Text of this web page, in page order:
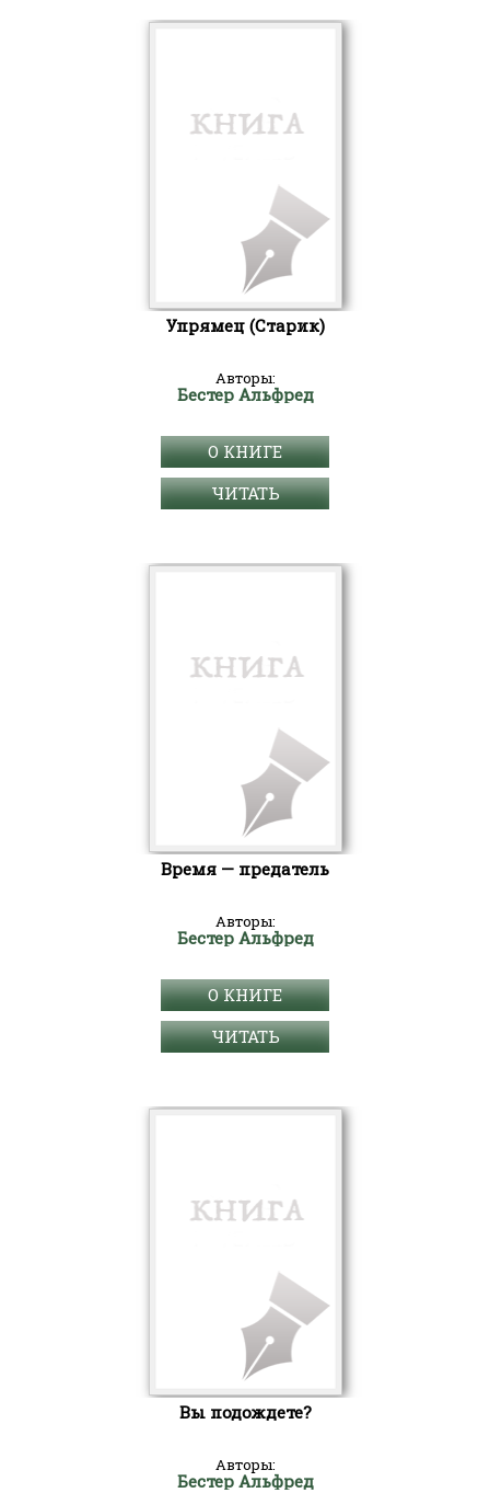
Упрямец (Старик)
Авторы:
Бестер Альфред
О КНИГЕ
ЧИТАТЬ
Время — предатель
Авторы:
Бестер Альфред
О КНИГЕ
ЧИТАТЬ
Вы подождете?
Авторы:
Бестер Альфред